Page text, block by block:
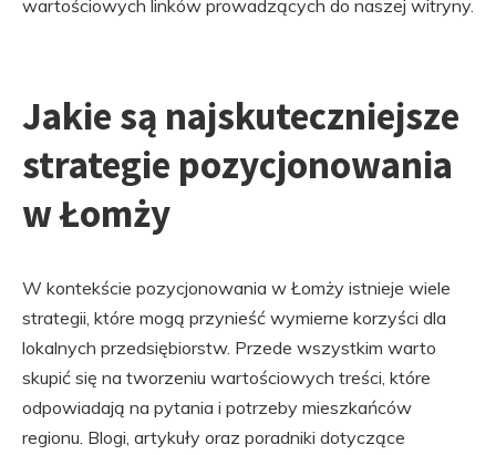
wartościowych linków prowadzących do naszej witryny.
Jakie są najskuteczniejsze
strategie pozycjonowania
w Łomży
W kontekście pozycjonowania w Łomży istnieje wiele
strategii, które mogą przynieść wymierne korzyści dla
lokalnych przedsiębiorstw. Przede wszystkim warto
skupić się na tworzeniu wartościowych treści, które
odpowiadają na pytania i potrzeby mieszkańców
regionu. Blogi, artykuły oraz poradniki dotyczące